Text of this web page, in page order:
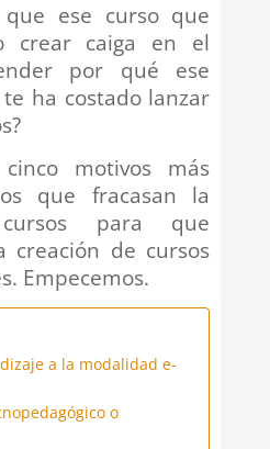
que ese curso que
crear caiga en el
por qué ese
ha costado lanzar
motivos más
que fracasan la
para que
creación de cursos
Empecemos.
a la modalidad e-
o